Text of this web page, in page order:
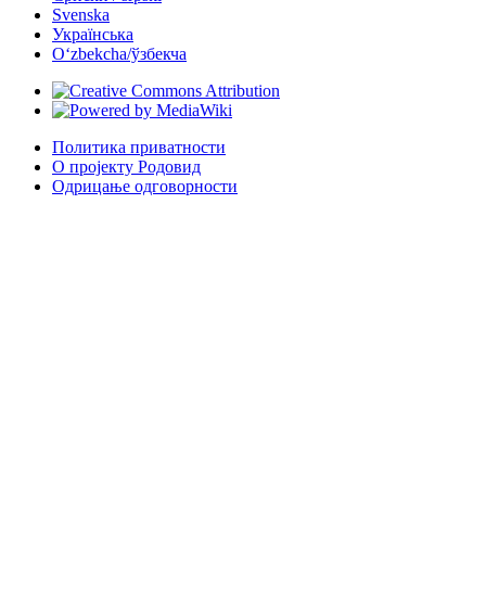
Svenska
Українська
Oʻzbekcha/ўзбекча
Политика приватности
О пројекту Родовид
Одрицање одговорности